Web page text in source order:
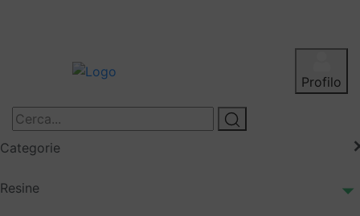
Profilo
Categorie
Resine